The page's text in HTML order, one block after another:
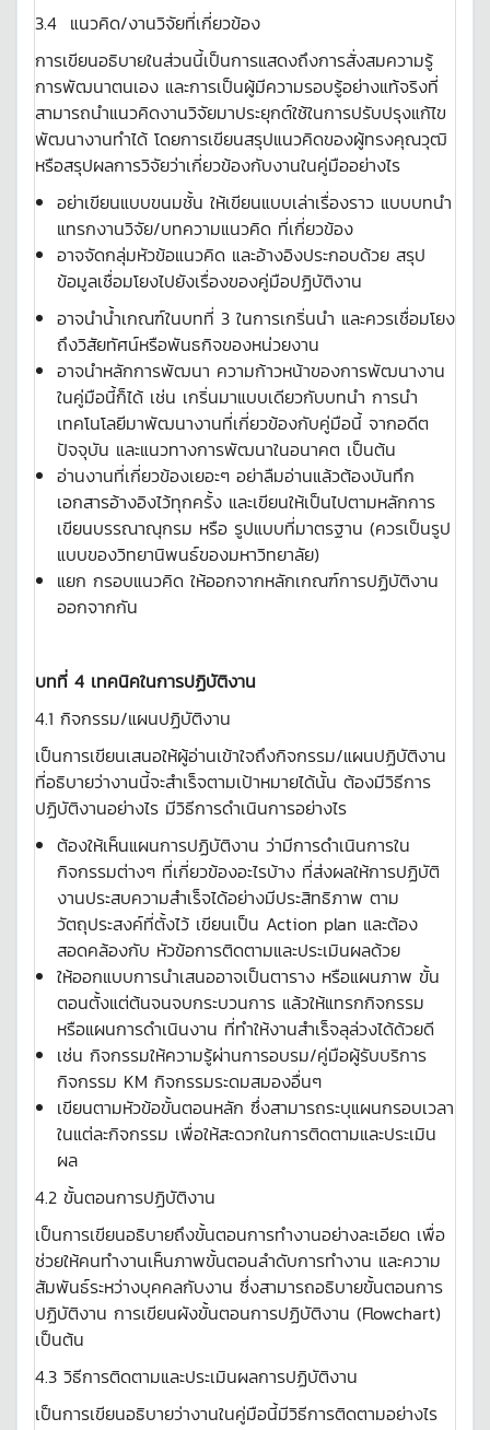
3.4 แนวคิด/งานวิจัยที่เกี่ยวข้อง
การเขียนอธิบายในส่วนนี้เป็นการแสดงถึงการสั่งสมความรู้
การพัฒนาตนเอง และการเป็นผู้มีความรอบรู้อย่างแท้จริงที่
สามารถนำแนวคิดงานวิจัยมาประยุกต์ใช้ในการปรับปรุงแก้ไข
พัฒนางานทำได้ โดยการเขียนสรุปแนวคิดของผู้ทรงคุณวุฒิ
หรือสรุปผลการวิจัยว่าเกี่ยวข้องกับงานในคู่มืออย่างไร
อย่าเขียนแบบขนมชั้น ให้เขียนแบบเล่าเรื่องราว แบบบทนำ
แทรกงานวิจัย/บทความแนวคิด ที่เกี่ยวข้อง
อาจจัดกลุ่มหัวข้อแนวคิด และอ้างอิงประกอบด้วย สรุป
ข้อมูลเชื่อมโยงไปยังเรื่องของคู่มือปฏิบัติงาน
อาจนำน้ำเกณฑ์ในบทที่ 3 ในการเกริ่นนำ และควรเชื่อมโยง
ถึงวิสัยทัศน์หรือพันธกิจของหน่วยงาน
อาจนำหลักการพัฒนา ความก้าวหน้าของการพัฒนางาน
ในคู่มือนี้ก็ได้ เช่น เกริ่นมาแบบเดียวกับบทนำ การนำ
เทคโนโลยีมาพัฒนางานที่เกี่ยวข้องกับคู่มือนี้ จากอดีต
ปัจจุบัน และแนวทางการพัฒนาในอนาคต เป็นต้น
อ่านงานที่เกี่ยวข้องเยอะๆ อย่าลืมอ่านแล้วต้องบันทึก
เอกสารอ้างอิงไว้ทุกครั้ง และเขียนให้เป็นไปตามหลักการ
เขียนบรรณาณุกรม หรือ รูปแบบที่มาตรฐาน (ควรเป็นรูป
แบบของวิทยานิพนธ์ของมหาวิทยาลัย)
แยก กรอบแนวคิด ให้ออกจากหลักเกณฑ์การปฏิบัติงาน
ออกจากกัน
บทที่ 4 เทคนิคในการปฏิบัติงาน
4.1 กิจกรรม/แผนปฏิบัติงาน
เป็นการเขียนเสนอให้ผู้อ่านเข้าใจถึงกิจกรรม/แผนปฏิบัติงาน
ที่อธิบายว่างานนี้จะสำเร็จตามเป้าหมายได้นั้น ต้องมีวิธีการ
ปฏิบัติงานอย่างไร มีวิธีการดำเนินการอย่างไร
ต้องให้เห็นแผนการปฏิบัติงาน ว่ามีการดำเนินการใน
กิจกรรมต่างๆ ที่เกี่ยวข้องอะไรบ้าง ที่ส่งผลให้การปฏิบัติ
งานประสบความสำเร็จได้อย่างมีประสิทธิภาพ ตาม
วัตถุประสงค์ที่ตั้งไว้ เขียนเป็น Action plan และต้อง
สอดคล้องกับ หัวข้อการติดตามและประเมินผลด้วย
ให้ออกแบบการนำเสนออาจเป็นตาราง หรือแผนภาพ ขั้น
ตอนตั้งแต่ต้นจนจบกระบวนการ แล้วให้แทรกกิจกรรม
หรือแผนการดำเนินงาน ที่ทำให้งานสำเร็จลุล่วงได้ด้วยดี
เช่น กิจกรรมให้ความรู้ผ่านการอบรม/คู่มือผู้รับบริการ
กิจกรรม KM กิจกรรมระดมสมองอื่นๆ
เขียนตามหัวข้อขั้นตอนหลัก ซึ่งสามารถระบุแผนกรอบเวลา
ในแต่ละกิจกรรม เพื่อให้สะดวกในการติดตามและประเมิน
ผล
4.2 ขั้นตอนการปฏิบัติงาน
เป็นการเขียนอธิบายถึงขั้นตอนการทำงานอย่างละเอียด เพื่อ
ช่วยให้คนทำงานเห็นภาพขั้นตอนลำดับการทำงาน และความ
สัมพันธ์ระหว่างบุคคลกับงาน ซึ่งสามารถอธิบายขั้นตอนการ
ปฏิบัติงาน การเขียนผังขั้นตอนการปฏิบัติงาน (Flowchart)
เป็นต้น
4.3 วิธีการติดตามและประเมินผลการปฏิบัติงาน
เป็นการเขียนอธิบายว่างานในคู่มือนี้มีวิธีการติดตามอย่างไร